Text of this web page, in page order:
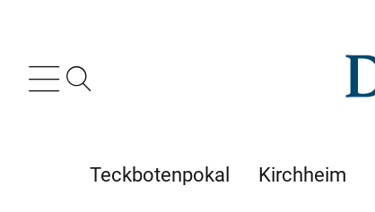
Teckbotenpokal Kirchheim